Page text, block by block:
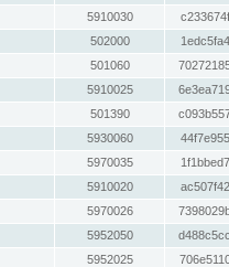
5910030
502000
501060
5910025
501390
5930060
5970035
5910020
5970026
5952050
5952025